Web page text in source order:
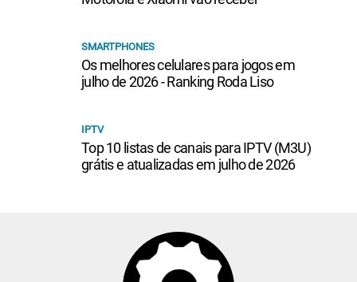
SMARTPHONES
Os melhores celulares para jogos em
julho de 2026 - Ranking Roda Liso
IPTV
Top 10 listas de canais para IPTV (M3U)
grátis e atualizadas em julho de 2026